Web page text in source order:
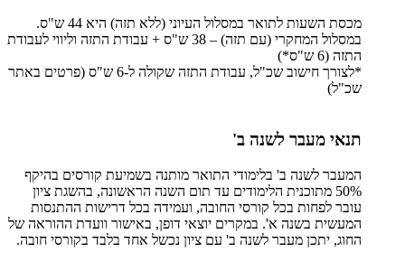
מכסת השעות לתואר במסלול העיוני (ללא תזה) היא 44 ש"ס.
במסלול המחקרי (עם תזה) – 38 ש"ס + עבודת התזה וליווי לעבודת
התזה (6 ש"ס*)
*לצורך חישוב שכ"ל, עבודת התזה שקולה ל-6 ש"ס (פרטים באתר
שכ"ל)
תנאי מעבר לשנה ב'
המעבר לשנה ב' בלימודי התואר מותנה בשמיעת קורסים בהיקף
50% מתוכנית הלימודים עד תום השנה הראשונה, בהשגת ציון
עובר לפחות בכל קורסי החובה, ועמידה בכל דרישות ההתנסות
המעשית בשנה א'. במקרים יוצאי דופן, באישור וועדת ההוראה של
החוג, יתכן מעבר לשנה ב' עם ציון נכשל אחד בלבד בקורסי חובה.